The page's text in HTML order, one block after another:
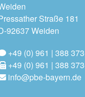
Straße 181
92637 Weiden
+49 (0) 961 | 388
+49 (0) 961 | 388
info@pbe-bayern.de